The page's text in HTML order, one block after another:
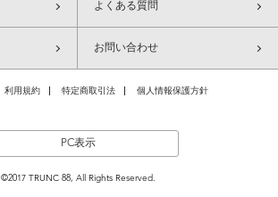
よくある質問
お問い合わせ
利用規約 特定商取引法 個人情報保護方針
PC表示
©2017 TRUNC 88, All Rights Reserved.